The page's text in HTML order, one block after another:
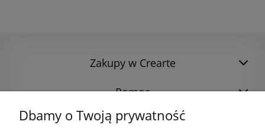
Zakupy w Crearte
Pomoc
Dbamy o Twoją prywatność